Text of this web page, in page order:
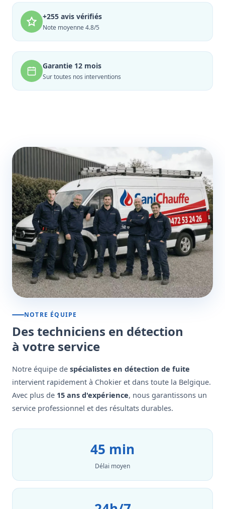
+255 avis vérifiés
Note moyenne 4.8/5
Garantie 12 mois
Sur toutes nos interventions
NOTRE ÉQUIPE
Des techniciens en détection
à votre service
Notre équipe de spécialistes en détection de fuite
intervient rapidement à Chokier et dans toute la Belgique.
Avec plus de 15 ans d'expérience, nous garantissons un
service professionnel et des résultats durables.
45 min
Délai moyen